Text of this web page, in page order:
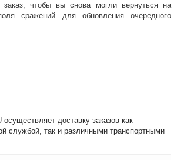
заказ, чтобы вы снова могли вернуться на
сражений для обновления очередного
осуществляет доставку заказов как
службой, так и различными транспортными